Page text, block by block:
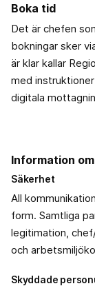
Boka tid
Det är chefen
bokningar sker
är klar kallar
med
digitala
Information
Säkerhet
All
form. Samtliga
legitimation,
och
Skyddade